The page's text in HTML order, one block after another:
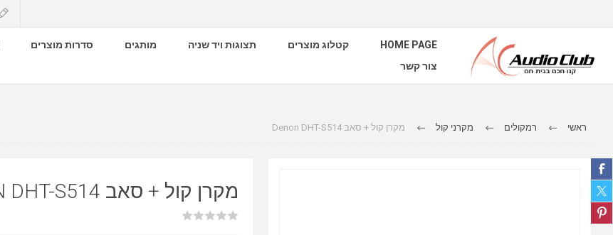
HOME PAGE קטלוג מוצרים תצוגות ויד שניה מותגים סדרות מוצרים
צור קשר
ראשי רמקולים מקרני קול מקרן קול + סאב Denon DHT-S514
מקרן קול + סאב DENON DHT-S514